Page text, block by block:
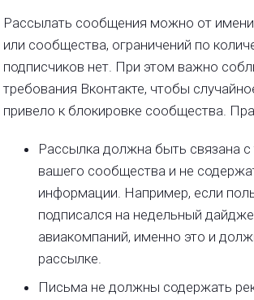
Рассылать сообщения можно от
или сообщества, ограничений по
подписчиков нет. При этом важно
требования Вконтакте, чтобы
привело к блокировке сообщества.
Рассылка должна быть связана с
вашего сообщества и не
информации. Например, если
подписался на недельный
авиакомпаний, именно это и
рассылке.
Письма не должны содержать